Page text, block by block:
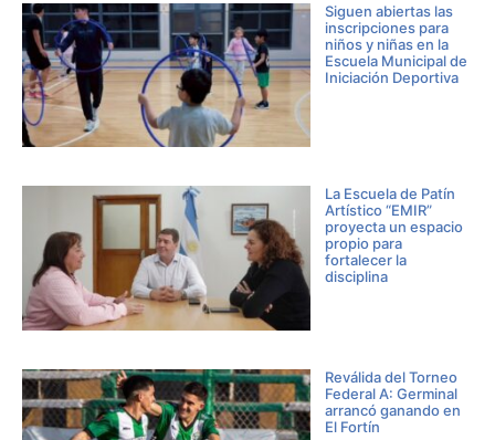
Siguen abiertas las
inscripciones para
niños y niñas en la
Escuela Municipal de
Iniciación Deportiva
La Escuela de Patín
Artístico “EMIR”
proyecta un espacio
propio para
fortalecer la
disciplina
Reválida del Torneo
Federal A: Germinal
arrancó ganando en
El Fortín